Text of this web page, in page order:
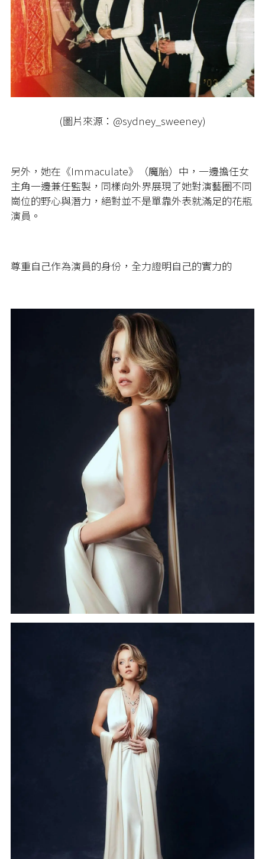
(圖片來源：@sydney_sweeney)
另外，她在《Immaculate》（魔胎）中，一邊擔任女
主角一邊兼任監製，同樣向外界展現了她對演藝圈不同
崗位的野心與潛力，絕對並不是單靠外表就滿足的花瓶
演員。
尊重自己作為演員的身份，全力證明自己的實力的